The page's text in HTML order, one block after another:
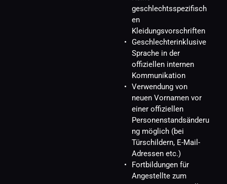
geschlechtsspezifisch
en
Kleidungsvorschriften
Geschlechterinklusive
Sprache in der
offiziellen internen
Kommunikation
Verwendung von
neuen Vornamen vor
einer offiziellen
Personenstandsänderu
ng möglich (bei
Türschildern, E-Mail-
Adressen etc.)
Fortbildungen für
Angestellte zum